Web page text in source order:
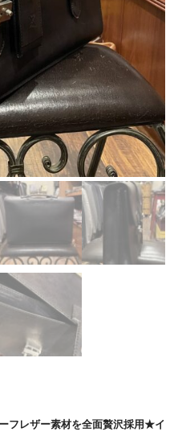
フレザー素材を全面贅沢採用★イ